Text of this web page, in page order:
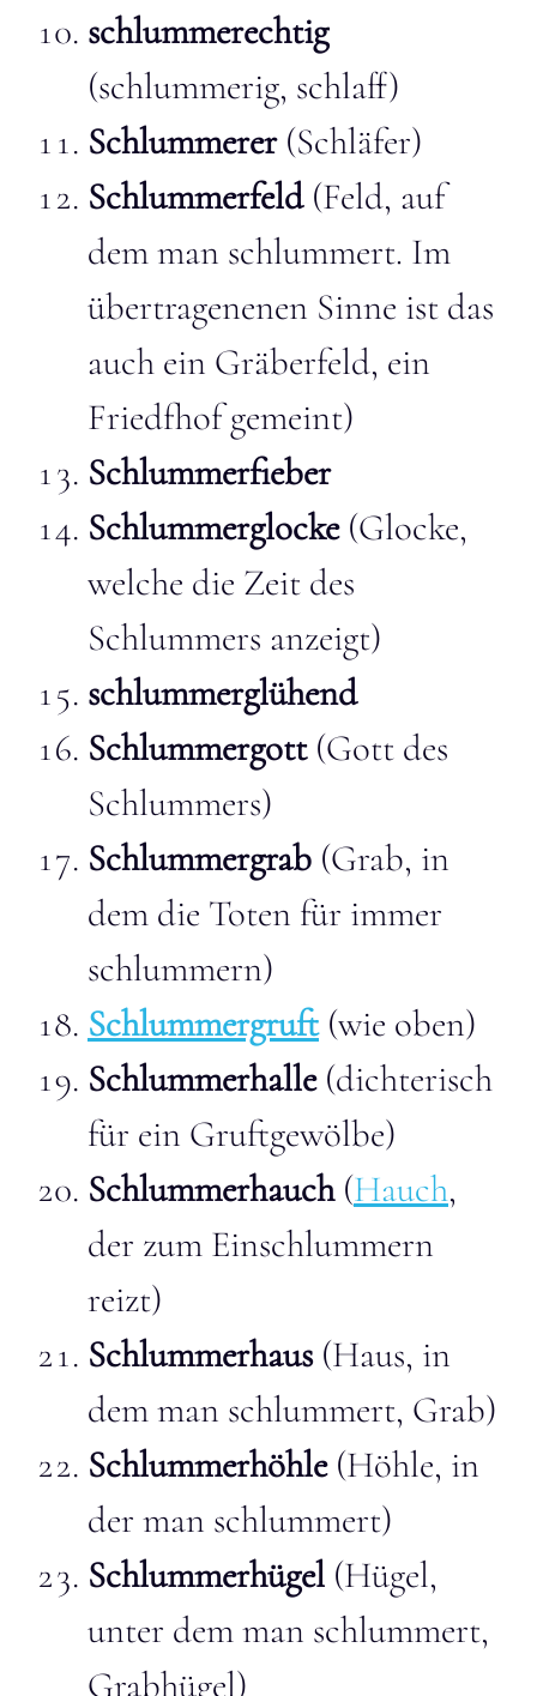
schlummerechtig
(schlummerig, schlaff)
Schlummerer(Schläfer)
Schlummerfeld(Feld, auf
dem man schlummert. Im
übertragenenen Sinne ist das
auch ein Gräberfeld, ein
Friedfhof gemeint)
Schlummerfieber
Schlummerglocke(Glocke,
welche die Zeit des
Schlummers anzeigt)
schlummerglühend
Schlummergott(Gott des
Schlummers)
Schlummergrab (Grab, in
dem die Toten für immer
schlummern)
Schlummergruft(wie oben)
Schlummerhalle(dichterisch
für ein Gruftgewölbe)
Schlummerhauch(Hauch,
der zum Einschlummern
reizt)
Schlummerhaus(Haus, in
dem man schlummert, Grab)
Schlummerhöhle(Höhle, in
der man schlummert)
Schlummerhügel (Hügel,
unter dem man schlummert,
Grabhügel)